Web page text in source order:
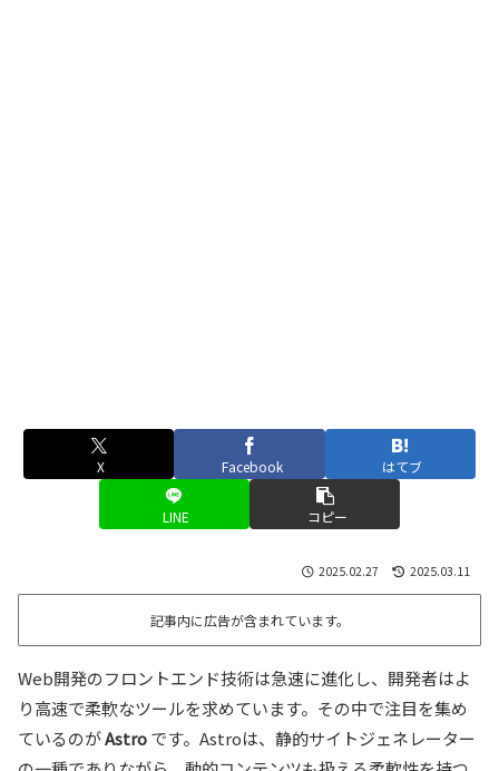
X Facebook はてブ
LINE コピー
2025.02.27 2025.03.11
記事内に広告が含まれています。
Web開発のフロントエンド技術は急速に進化し、開発者はよ
り高速で柔軟なツールを求めています。その中で注目を集め
ているのがAstroです。Astroは、静的サイトジェネレーター